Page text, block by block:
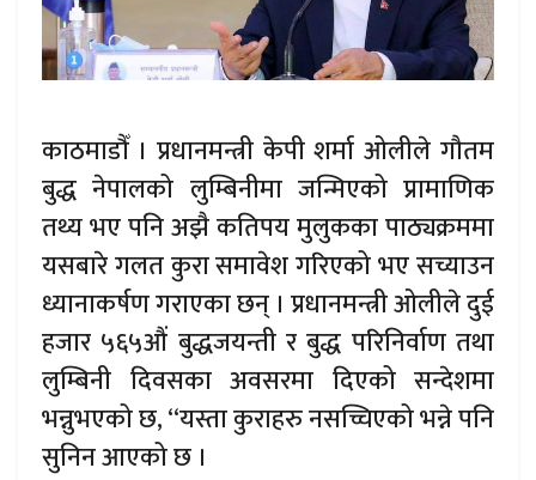
काठमाडौँ । प्रधानमन्त्री केपी शर्मा ओलीले गौतम
बुद्ध नेपालको लुम्बिनीमा जन्मिएको प्रामाणिक
तथ्य भए पनि अझै कतिपय मुलुकका पाठ्यक्रममा
यसबारे गलत कुरा समावेश गरिएको भए सच्याउन
ध्यानाकर्षण गराएका छन् । प्रधानमन्त्री ओलीले दुई
हजार ५६५औं बुद्धजयन्ती र बुद्ध परिनिर्वाण तथा
लुम्बिनी दिवसका अवसरमा दिएको सन्देशमा
भन्नुभएको छ, ‘‘यस्ता कुराहरु नसच्चिएको भन्ने पनि
सुनिन आएको छ ।